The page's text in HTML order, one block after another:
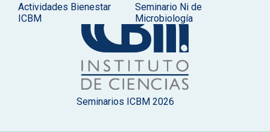
Actividades Bienestar
ICBM
Seminario Ni de
Microbiología
Seminarios ICBM 2026